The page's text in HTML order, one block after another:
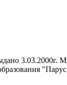
3.03.2000г.